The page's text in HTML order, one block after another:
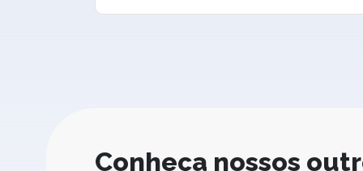
Conheça nossos